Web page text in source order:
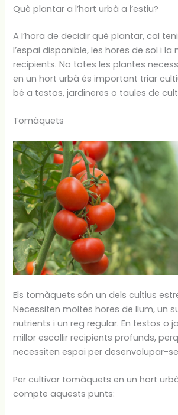
Què plantar a l’hort urbà a l’estiu?
A l’hora de decidir què plantar, cal
l’espai disponible, les hores de sol i la
recipients. No totes les plantes
en un hort urbà és important triar
bé a testos, jardineres o taules de
Tomàquets
Els tomàquets són un dels cultius
Necessiten moltes hores de llum, un
nutrients i un reg regular. En testos o
millor escollir recipients profunds,
necessiten espai per desenvolupar-
Per cultivar tomàquets en un hort
compte aquests punts: